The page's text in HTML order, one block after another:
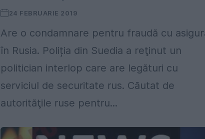
24 FEBRUARIE 2019
Are o condamnare pentru fraudă cu
în Rusia. Poliția din Suedia a reţinut un
politician interlop care are legături cu
serviciul de securitate rus. Căutat de
autorităţile ruse pentru...